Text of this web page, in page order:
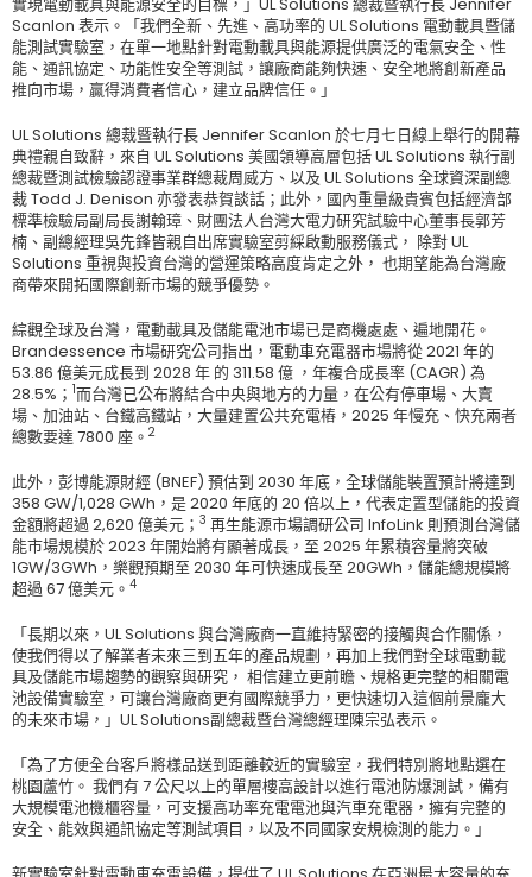
Scanlon 表示。「我們全新、先進、高功率的 UL Solutions 電動載具暨儲
能測試實驗室，在單一地點針對電動載具與能源提供廣泛的電氣安全、性
能、通訊協定、功能性安全等測試，讓廠商能夠快速、安全地將創新產品
推向市場，贏得消費者信心，建立品牌信任。」
UL Solutions 總裁暨執行長 Jennifer Scanlon 於七月七日線上舉行的開幕
典禮親自致辭，來自 UL Solutions 美國領導高層包括 UL Solutions 執行副
總裁暨測試檢驗認證事業群總裁周威方、以及 UL Solutions 全球資深副總
裁 Todd J. Denison 亦發表恭賀談話；此外，國內重量級貴賓包括經濟部
標準檢驗局副局長謝翰璋、財團法人台灣大電力研究試驗中心董事長郭芳
楠、副總經理吳先鋒皆親自出席實驗室剪綵啟動服務儀式， 除對 UL
Solutions 重視與投資台灣的營運策略高度肯定之外， 也期望能為台灣廠
商帶來開拓國際創新市場的競爭優勢。
綜觀全球及台灣，電動載具及儲能電池市場已是商機處處、遍地開花。
Brandessence 市場研究公司指出，電動車充電器市場將從 2021 年的
53.86 億美元成長到 2028 年 的 311.58 億 ，年複合成長率 (CAGR) 為
28.5%； 1而台灣已公布將結合中央與地方的力量，在公有停車場、大賣
場、加油站、台鐵高鐵站，大量建置公共充電樁，2025 年慢充、快充兩者
總數要達 7800 座。 2
此外，彭博能源財經 (BNEF) 預估到 2030 年底，全球儲能裝置預計將達到
358 GW/1,028 GWh，是 2020 年底的 20 倍以上，代表定置型儲能的投資
金額將超過 2,620 億美元； 3 再生能源市場調研公司 InfoLink 則預測台灣儲
能市場規模於 2023 年開始將有顯著成長，至 2025 年累積容量將突破
1GW/3GWh，樂觀預期至 2030 年可快速成長至 20GWh，儲能總規模將
超過 67 億美元。 4
「長期以來，UL Solutions 與台灣廠商一直維持緊密的接觸與合作關係，
使我們得以了解業者未來三到五年的產品規劃，再加上我們對全球電動載
具及儲能市場趨勢的觀察與研究， 相信建立更前瞻、規格更完整的相關電
池設備實驗室，可讓台灣廠商更有國際競爭力，更快速切入這個前景龐大
的未來市場，」UL Solutions副總裁暨台灣總經理陳宗弘表示。
「為了方便全台客戶將樣品送到距離較近的實驗室，我們特別將地點選在
桃園蘆竹。 我們有 7 公尺以上的單層樓高設計以進行電池防爆測試，備有
大規模電池機櫃容量，可支援高功率充電電池與汽車充電器，擁有完整的
安全、能效與通訊協定等測試項目，以及不同國家安規檢測的能力。」